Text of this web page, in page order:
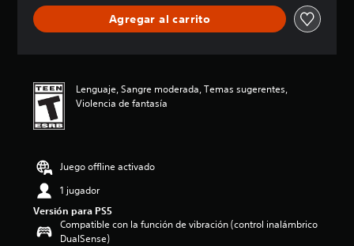
i
c
o
s
Agregar al carrito
Lenguaje, Sangre moderada, Temas sugerentes,
Violencia de fantasía
Juego offline activado
1 jugador
Versión para PS5
Compatible con la función de vibración (control inalámbrico
DualSense)